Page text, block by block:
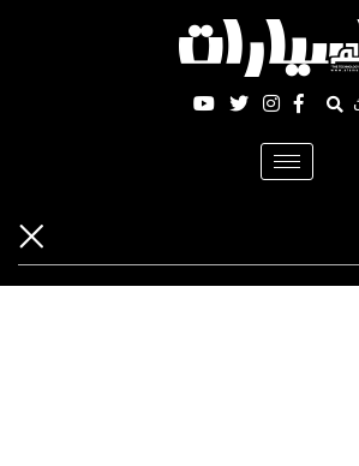
Toggle
navigation